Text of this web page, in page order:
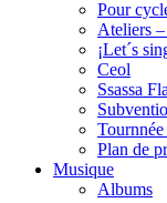
Pour
Ateliers –
¡Let´s
Ceol
Ssassa
Tournnée
Plan de
Musique
Albums